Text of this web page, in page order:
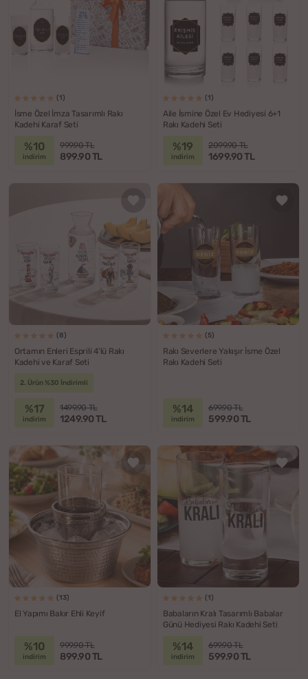
(1)
İsme Özel İmza Tasarımlı Rakı
Kadehi Karaf Seti
%10
indirim
999.90 TL
899.90 TL
(1)
Aile İsmine Özel Ev Hediyesi 6+1
Rakı Kadehi Seti
%19
indirim
2099.90 TL
1699.90 TL
(8)
Ortamın Enleri Esprili 4'lü Rakı
Kadehi ve Karaf Seti
2. Ürün %30 İndirimli
%17
indirim
1499.90 TL
1249.90 TL
(5)
Rakı Severlere Yakışır İsme Özel
Rakı Kadehi Seti
%14
indirim
699.90 TL
599.90 TL
(13)
El Yapımı Bakır Ehli Keyif
%10
indirim
999.90 TL
899.90 TL
(1)
Babaların Kralı Tasarımlı Babalar
Günü Hediyesi Rakı Kadehi Seti
%14
indirim
699.90 TL
599.90 TL